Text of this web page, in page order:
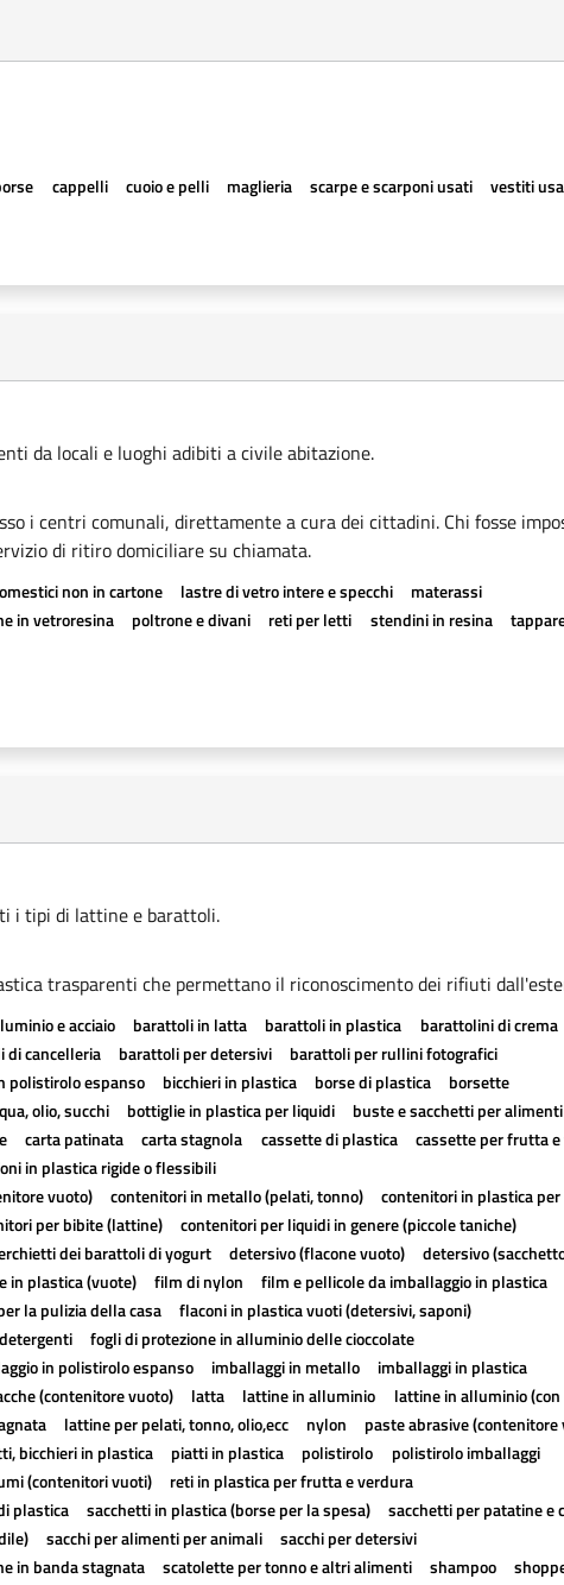
cappelli cuoio e pelli maglieria scarpe e scarponi usati vestiti
da locali e luoghi adibiti a civile abitazione.
i centri comunali, direttamente a cura dei cittadini. Chi fosse
di ritiro domiciliare su chiamata.
non in cartone lastre di vetro intere e specchi
materassi
in vetroresina poltrone e divani reti per letti stendini in resina
i tipi di lattine e barattoli.
trasparenti che permettano il riconoscimento dei rifiuti
e acciaio barattoli in latta barattoli in plastica
barattolini di crema
di cancelleria barattoli per detersivi
barattoli per rullini fotografici
polistirolo espanso bicchieri in plastica borse di plastica
borsette
olio, succhi bottiglie in plastica per liquidi
buste e sacchetti per
carta patinata carta stagnola cassette di plastica
cassette per frutta
in plastica rigide o flessibili
vuoto)
contenitori in metallo (pelati, tonno)
contenitori in plastica per
per bibite (lattine)
contenitori per liquidi in genere (piccole taniche)
dei barattoli di yogurt detersivo (flacone vuoto)
detersivo
in plastica (vuote) film di nylon
film e pellicole da imballaggio in plastica
la pulizia della casa
flaconi in plastica vuoti (detersivi, saponi)
fogli di protezione in alluminio delle cioccolate
in polistirolo espanso imballaggi in metallo
imballaggi in plastica
(contenitore vuoto) latta lattine in alluminio
lattine in alluminio
lattine per pelati, tonno, olio,ecc nylon
paste abrasive (contenitore
bicchieri in plastica piatti in plastica polistirolo
polistirolo imballaggi
(contenitori vuoti)
reti in plastica per frutta e verdura
plastica sacchetti in plastica (borse per la spesa)
sacchetti per patatine e
sacchi per alimenti per animali
sacchi per detersivi
in banda stagnata scatolette per tonno e altri alimenti shampoo